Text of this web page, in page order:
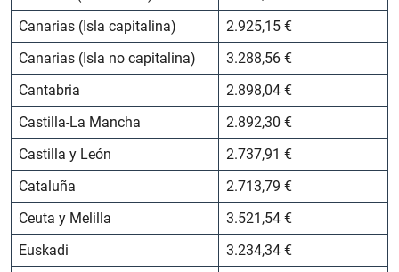
Canarias (Isla capitalina)
2.925,15 €
Canarias (Isla no capitalina)
3.288,56 €
Cantabria
2.898,04 €
Castilla-La Mancha
2.892,30 €
Castilla y León
2.737,91 €
Cataluña
2.713,79 €
Ceuta y Melilla
3.521,54 €
Euskadi
3.234,34 €